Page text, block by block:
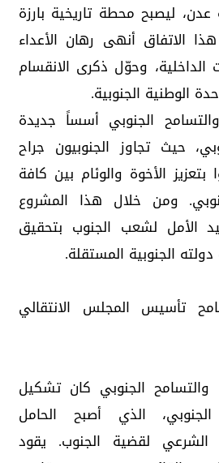
ليصبح محطة تاريخية بارزة
الاتفاق أنهى رهان الأعداء
الداخلية، وحوّل ذكرى الانقسام
الوطنية الجنوبية.
الجنوبي أسساً جديدة
حيث تجاوز الجنوبيون جراح
بتعزيز الأخوة والوئام بين كافة
ومن خلال هذا المشروع
الأمل لشعب الجنوب بتحقيق
الجنوبية المستقلة.
تأسيس المجلس الانتقالي
والتسامح الجنوبي كان تشكيل
الذي أصبح الحامل
لقضية الجنوب. يقود